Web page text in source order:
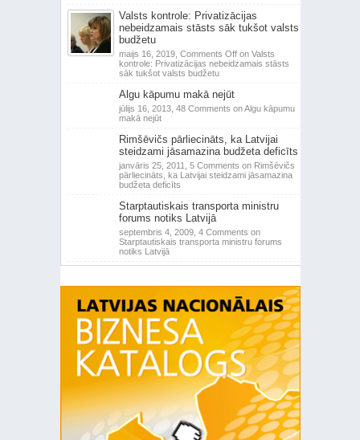
Valsts kontrole: Privatizācijas
nebeidzamais stāsts sāk tukšot valsts
budžetu
maijs 16, 2019, Comments Offon Valsts
kontrole: Privatizācijas nebeidzamais stāsts
sāk tukšot valsts budžetu
Algu kāpumu makā nejūt
jūlijs 16, 2013, 48 Comments on Algu kāpumu
makā nejūt
Rimšēvičs pārliecināts, ka Latvijai
steidzami jāsamazina budžeta deficīts
janvāris 25, 2011, 5 Comments on Rimšēvičs
pārliecināts, ka Latvijai steidzami jāsamazina
budžeta deficīts
Starptautiskais transporta ministru
forums notiks Latvijā
septembris 4, 2009, 4 Comments on
Starptautiskais transporta ministru forums
notiks Latvijā